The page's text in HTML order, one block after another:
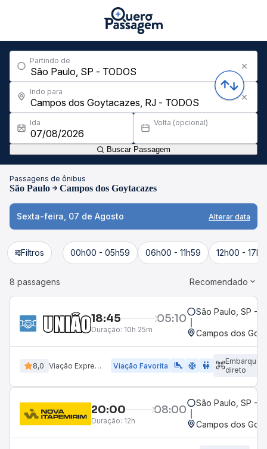
Partindo de
Indo para
Ida Volta (opcional)
Buscar Passagem
Passagens de ônibus
São Paulo Campos dos Goytacazes
Sexta-feira, 07 de Agosto Alterar data
Filtros 00h00 - 05h59 06h00 - 11h59 12h00 -
8 passagens Recomendado
18:45 05:10
Duração: 10h 25m
São Paulo, SP -
Campos dos
8,0 Viação Expresso União Viação Favorita airline_seat_legroom_extra ac_unit WC
Embarque
direto
20:00 08:00
Duração: 12h
São Paulo, SP -
Campos dos